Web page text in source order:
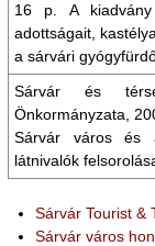
16 p. A
adottságait,
a sárvári
Sárvár és
Önkormányzata,
Sárvár város és
látnivalók
Sárvár Tourist &
Sárvár város